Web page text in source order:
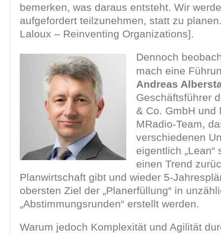
bemerken, was daraus entsteht. Wir
aufgefordert teilzunehmen, statt zu
Laloux – Reinventing Organizations].
Dennoch
mach eine
Andreas
Geschäftsführer
& Co. GmbH und
MRadio-Team,
verschiedenen
eigentlich „Lean“
einen Trend
Planwirtschaft gibt und wieder 5-
obersten Ziel der „Planerfüllung“ in
„Abstimmungsrunden“ erstellt werden.
Warum jedoch Komplexität und Agilität